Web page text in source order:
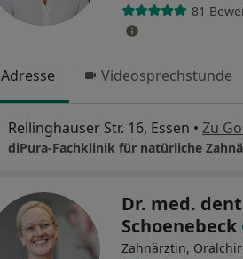
81
Adresse Videosprechstunde
Rellinghauser Str. 16, Essen • Zu
Dr. med.
Schoenebeck
Zahnärztin,